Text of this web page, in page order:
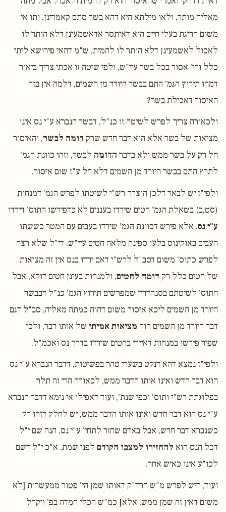
מאליה מותר, ולאו מילתא היא דהא בשר סתם קאמרינן, ותו אי
משום הריגת בעלי חיים הוא דאיתסר אדאשמעינן דלא הותר לו
לאכול לאשמעינן דלא הותר לו להמית, ש"מ דהאי פירושא ליתי
כלל והי' אסור בכל בשר עיי"ש, ולפי שיטה זו אכתי צריך ביאור
דמהו תירוץ הגמ' התם בבשר היורד מן השמים, דלמה אין בזה
האיסור דאכילת בשר?
ולכאורה צריך לפרש לשיטה זו כנ"ל, דבשר הנברא ע"י נס אינו
מציאות של בשר אלא הוא דבר חדש שרק דומה לבשר, והאיסור
חל רק על בשר ממש ולא בדבר הדומה לבשר, וזהו כוונת הגמ'
לתרץ התם בבשר היורד מן השמים דלא חל ע"ז שום איסור.
ולפי"ז יש לבאר דלכן הוצרך רש"י לשיטתו לפרש הגמ' דמנחות
(סט,ב) בשאלת הגמ' חטים שירדו בעננים לא כדפירשו התוס' דירדו
ע"י נס, אלא פירש דכוונת הגמ' שירדו בעבים עם המטר כששתו
העבים באוקינוס בלעו ספינה מלאה חטים עיי"ש, די"ל שלא רצה
לפרש כתוס' משום דסב"ל לרש"י דאם ירדו בנס אין זה מציאות
של חטים כלל רק דומה לחטים, ולמנחות בעינן חטים דוקא, אבל
התוס' לשיטתם בסנהדרין שמפרשים תירוץ הגמ' כנ"ל דבבשר
היורד מן השמים ליכא איסור משום דהוה כמתה מאליה, סב"ל דגם
דבר היורד מן השמים הוה מציאות אמיתי של אותו דבר, ולכן
שפיר פירשו במנחות דאיירי בחטים שירדו בדרך נס ואכמ"ל.
ולפי"ז נמצא דהא דנקט בשערי טהר בפשיטות, דדבר הנברא ע"י נס
הוא דבר חדש ואינו אותו הדבר ממש, לכאורה הרי זה תלוי
בפלוגתת רש"י ותוס' וכפי שנת', ועוד דאפילו אי נימא דדבר הנברא
ע"י נס הוא דבר חדש ואינו אותו הדבר ממש, יש לחלק דזהו רק
כשנברא דבר חדש, אבל באדם שחזר לתחי' ע"י נס, הנה שם י"ל
דכל הנס הוא להחזירו למצבו הקודם לפני שמת, א"כ י"ל דשם
לכו"ע אינו כאיש אחר.
ועוד, דיש לפרש מ"ש הרד"ק דאותו שמן הי' פטור ממעשרות [לא
משום דאין זה שמן ממש, אלא] כמ"ש הכלי חמדה בפ' ויקהל